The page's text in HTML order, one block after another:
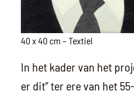
40 x 40 cm – Textiel
In het kader van het
er dit” ter ere van het